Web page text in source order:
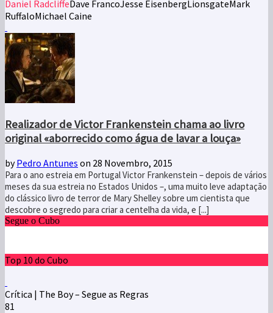
Daniel RadcliffeDave FrancoJesse EisenbergLionsgateMark
RuffaloMichael Caine
Realizador de Victor Frankenstein chama ao livro
original «aborrecido como água de lavar a louça»
byPedro Antunes on 28 Novembro, 2015
Para o ano estreia em Portugal Victor Frankenstein – depois de vários
meses da sua estreia no Estados Unidos –, uma muito leve adaptação
do clássico livro de terror de Mary Shelley sobre um cientista que
descobre o segredo para criar a centelha da vida, e [...]
Segue o Cubo
Top 10 do Cubo
Crítica | The Boy – Segue as Regras
81